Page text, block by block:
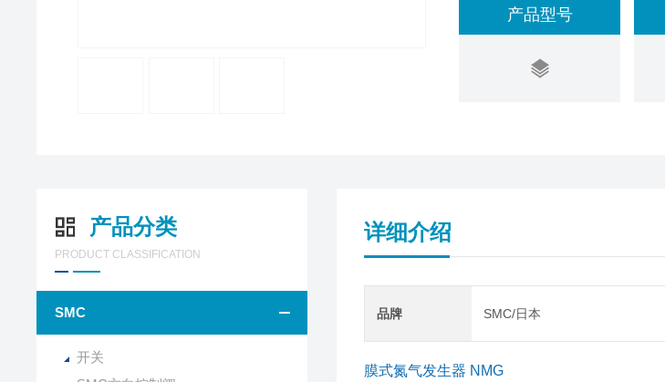
产品型号
产品分类
PRODUCT CLASSIFICATION
SMC
开关
详细介绍
品牌 SMC/日本
膜式氮气发生器 NMG